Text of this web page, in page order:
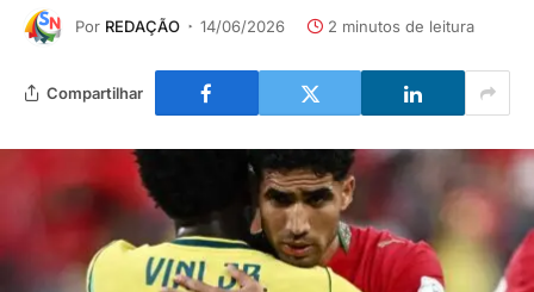
Por REDAÇÃO 14/06/2026 2 minutos de leitura
Compartilhar